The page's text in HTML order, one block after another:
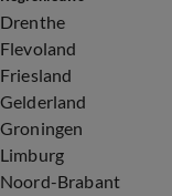
Drenthe
Flevoland
Friesland
Gelderland
Groningen
Limburg
Noord-Brabant